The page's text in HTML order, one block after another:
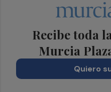
Recibe toda
Murcia
Quiero